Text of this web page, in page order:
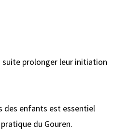
suite prolonger leur initiation
des enfants est essentiel
du Gouren.